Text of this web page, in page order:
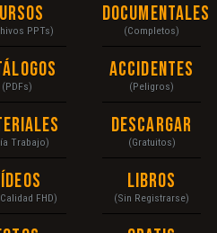
PPTs)
(PDFs)
Trabajo)
FHD)
Documentales
(Completos)
Accidentes
(Peligros)
Descargar
(Gratuitos)
Libros
(Sin Registrarse)